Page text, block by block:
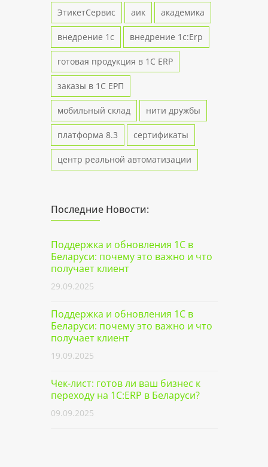
ЭтикетСервис аик академика
внедрение 1с внедрение 1с:Erp
готовая продукция в 1С ERP
заказы в 1С ЕРП
мобильный склад нити дружбы
платформа 8.3 сертификаты
центр реальной автоматизации
Последние Новости:
Поддержка и обновления 1С в
Беларуси: почему это важно и что
получает клиент
29.09.2025
Поддержка и обновления 1С в
Беларуси: почему это важно и что
получает клиент
19.09.2025
Чек-лист: готов ли ваш бизнес к
переходу на 1С:ERP в Беларуси?
09.09.2025